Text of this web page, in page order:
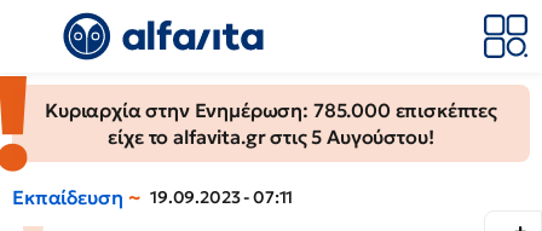
Κυριαρχία στην Ενημέρωση: 785.000 επισκέπτες
είχε το alfavita.gr στις 5 Αυγούστου!
Εκπαίδευση 19.09.2023 - 07:11